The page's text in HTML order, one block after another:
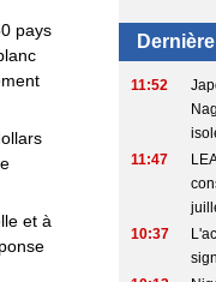
pays
et à